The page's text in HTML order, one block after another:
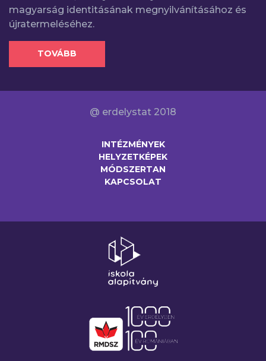
magyarság identitásának megnyilvánításához és
újratermeléséhez.
TOVÁBB
@ erdelystat 2018
INTÉZMÉNYEK
HELYZETKÉPEK
MÓDSZERTAN
KAPCSOLAT